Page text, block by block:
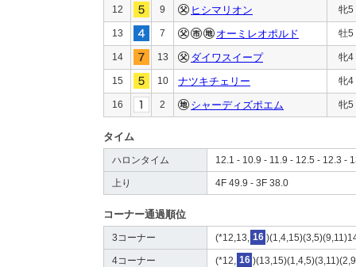
12 9 ヒシマリオン 牝5
13 7 オーミレオポルド 牡5
14 13 ダイワスイープ 牝4
15 10 ナツキチェリー 牝4
16 2 シャーディズポエム 牝5
タイム
ハロンタイム 12.1 - 10.9 - 11.9 - 12.5 - 12.3 -
上り 4F 49.9 - 3F 38.0
コーナー通過順位
3コーナー (*12,13, 16
4コーナー (*12, 16